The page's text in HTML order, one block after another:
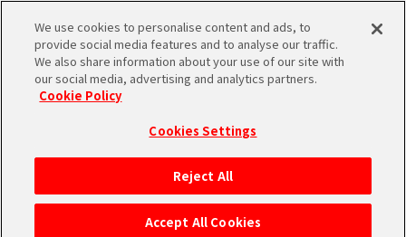
MEN
ACCUEIL
We use cookies to personalise content and ads, to
provide social media features and to analyse our traffic.
We also share information about your use of our site with
our social media, advertising and analytics partners.
Cookie Policy
Cookies Settings
Reject All
Accept All Cookies